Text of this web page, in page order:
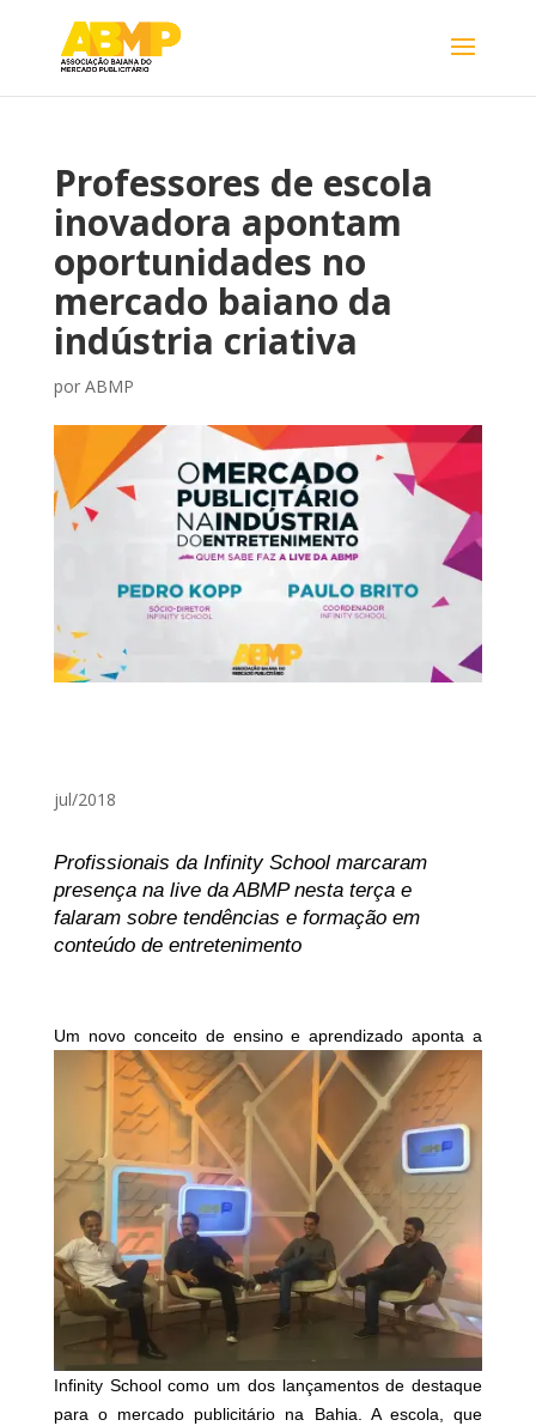
Professores de escola
inovadora apontam
oportunidades no
mercado baiano da
indústria criativa
por ABMP
jul/2018
Profissionais da Infinity School marcaram
presença na live da ABMP nesta terça e
falaram sobre tendências e formação em
conteúdo de entretenimento
Um novo conceito de ensino e aprendizado aponta a
Infinity School como um dos lançamentos de destaque
para o mercado publicitário na Bahia. A escola, que